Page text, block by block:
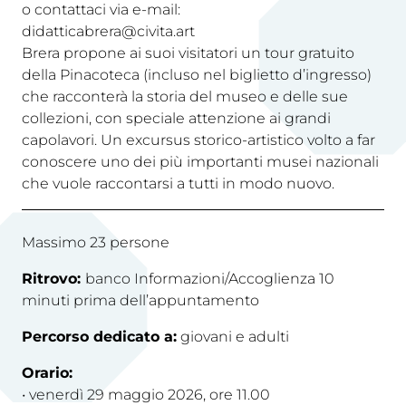
o contattaci via e-mail:
didatticabrera@civita.art
Brera propone ai suoi visitatori un tour gratuito
della Pinacoteca (incluso nel biglietto d’ingresso)
che racconterà la storia del museo e delle sue
collezioni, con speciale attenzione ai grandi
capolavori. Un excursus storico-artistico volto a far
conoscere uno dei più importanti musei nazionali
che vuole raccontarsi a tutti in modo nuovo.
Massimo 23 persone
Ritrovo: banco Informazioni/Accoglienza 10
minuti prima dell’appuntamento
Percorso dedicato a: giovani e adulti
Orario:
• venerdì 29 maggio 2026, ore 11.00